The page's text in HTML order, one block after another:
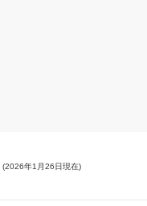
(2026年1月26日現在)